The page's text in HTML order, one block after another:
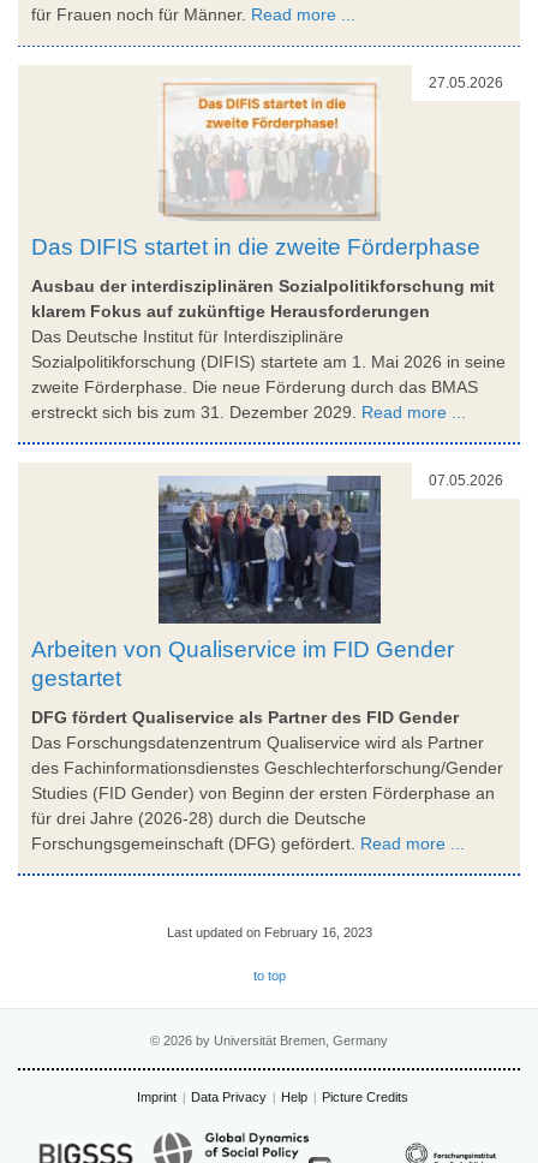
für Frauen noch für Männer. Read more ...
27.05.2026
Das DIFIS startet in die zweite Förderphase
Ausbau der interdisziplinären Sozialpolitikforschung mit
klarem Fokus auf zukünftige Herausforderungen
Das Deutsche Institut für Interdisziplinäre
Sozialpolitikforschung (DIFIS) startete am 1. Mai 2026 in seine
zweite Förderphase. Die neue Förderung durch das BMAS
erstreckt sich bis zum 31. Dezember 2029. Read more ...
07.05.2026
Arbeiten von Qualiservice im FID Gender
gestartet
DFG fördert Qualiservice als Partner des FID Gender
Das Forschungsdatenzentrum Qualiservice wird als Partner
des Fachinformationsdienstes Geschlechterforschung/Gender
Studies (FID Gender) von Beginn der ersten Förderphase an
für drei Jahre (2026-28) durch die Deutsche
Forschungsgemeinschaft (DFG) gefördert. Read more ...
Last updated on February 16, 2023
to top
© 2026 by Universität Bremen, Germany
Imprint Data Privacy Help Picture Credits